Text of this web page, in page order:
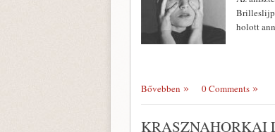
holott
Bővebben 0 Comments
KRASZNAHORKAI